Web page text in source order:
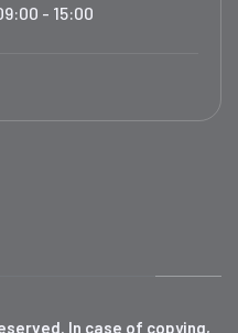
- 15:00
In case of copying,